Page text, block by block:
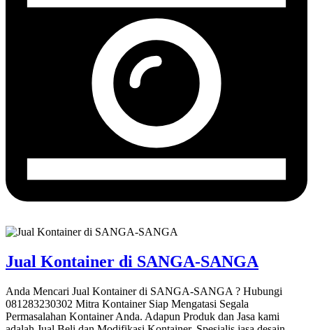
Jual Kontainer di SANGA-SANGA
Anda Mencari Jual Kontainer di SANGA-SANGA ? Hubungi
081283230302 Mitra Kontainer Siap Mengatasi Segala
Permasalahan Kontainer Anda. Adapun Produk dan Jasa kami